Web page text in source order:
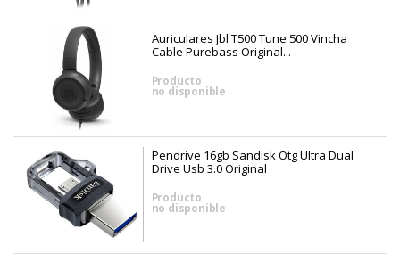
Auriculares Jbl T500 Tune 500 Vincha
Cable Purebass Original...
Producto
no disponible
Pendrive 16gb Sandisk Otg Ultra Dual
Drive Usb 3.0 Original
Producto
no disponible